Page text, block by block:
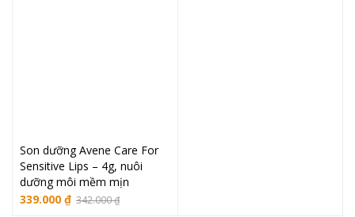
Son dưỡng Avene Care For
Sensitive Lips – 4g, nuôi
dưỡng môi mềm mịn
342.000₫
339.000 ₫